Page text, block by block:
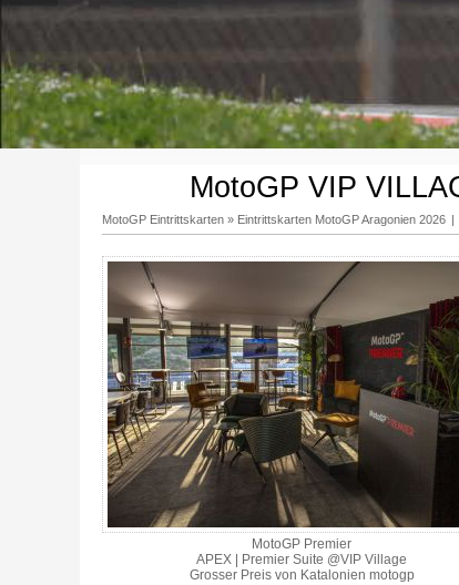
MotoGP VIP
MotoGP Eintrittskarten » Eintrittskarten MotoGP Aragonien 2026 |
MotoGP Premier
APEX | Premier Suite @VIP Village
Grosser Preis von Katalonien motogp